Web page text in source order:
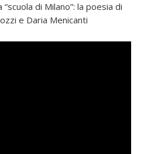
di Milano”: la poesia di
e Daria Menicanti